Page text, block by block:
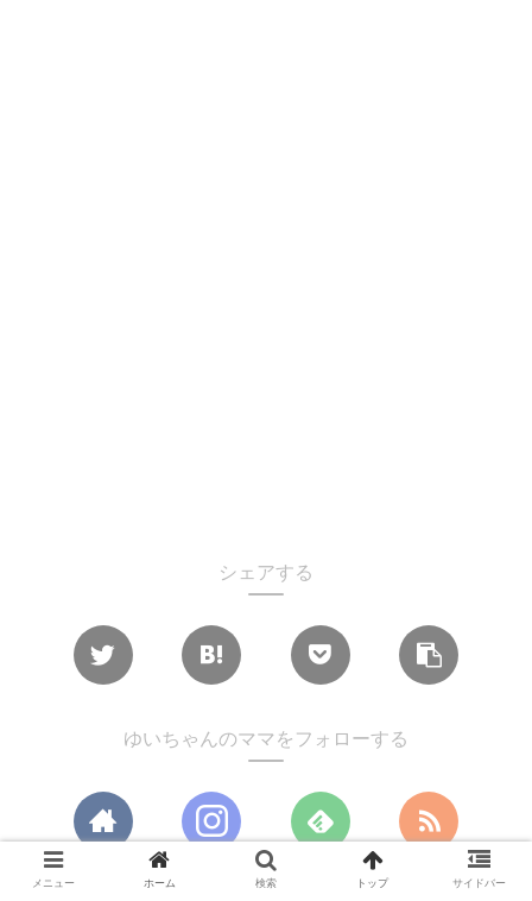
シェアする
ゆいちゃんのママをフォローする
メニュー ホーム 検索 トップ サイドバー